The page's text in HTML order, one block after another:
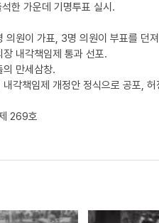
한 가운데 기명투표 실시.
원이 가표, 3명 의원이 부표를 던
내각책임제 통과 선포.
만세삼창.
각책임제 개정안 정식으로 공포, 허
269호